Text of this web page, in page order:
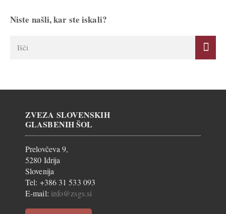
Niste našli, kar ste iskali?
ZVEZA SLOVENSKIH
GLASBENIH ŠOL
Prelovčeva 9,
5280 Idrija
Slovenija
Tel: +386 31 533 093
E-mail: info@zsgs.si